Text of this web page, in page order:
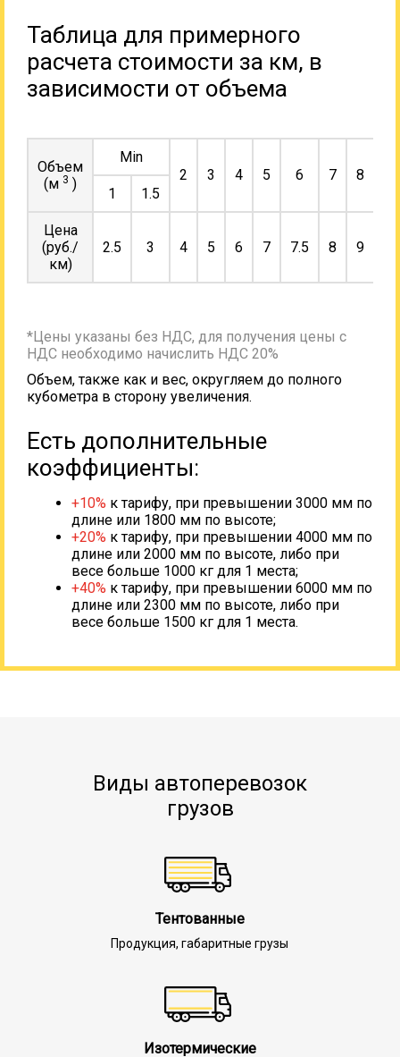
Таблица для примерного
расчета стоимости за км, в
зависимости от объема
Объем
(м 3 )
Min
2
3 4 5 6 7 8
1
1.5
Цена
(руб./
км)
2.5 3 4 5 6 7 7.5 8 9
*Цены указаны без НДС, для получения цены с
НДС необходимо начислить НДС 20%
Объем, также как и вес, округляем до полного
кубометра в сторону увеличения.
Есть дополнительные
коэффициенты:
+10% к тарифу, при превышении 3000 мм по
длине или 1800 мм по высоте;
+20% к тарифу, при превышении 4000 мм по
длине или 2000 мм по высоте, либо при
весе больше 1000 кг для 1 места;
+40% к тарифу, при превышении 6000 мм по
длине или 2300 мм по высоте, либо при
весе больше 1500 кг для 1 места.
Виды автоперевозок
грузов
Тентованные
Продукция, габаритные грузы
Изотермические